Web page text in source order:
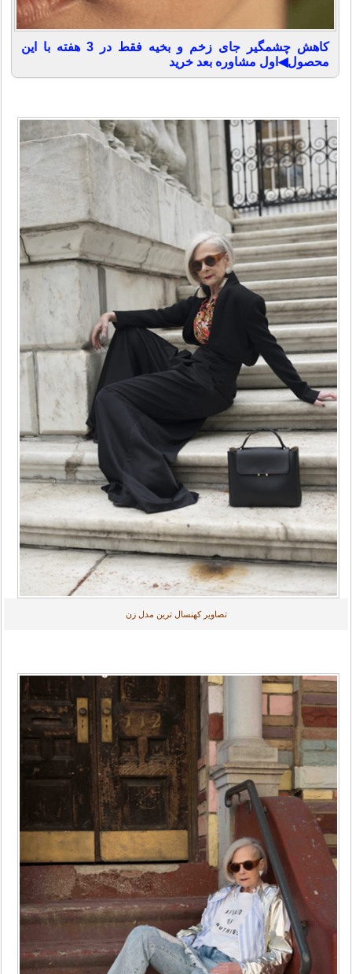
کاهش چشمگیر جای زخم و بخیه فقط در 3 هفته با این
محصول◀اول مشاوره بعد خرید
تصاویر کهنسال ترین مدل زن